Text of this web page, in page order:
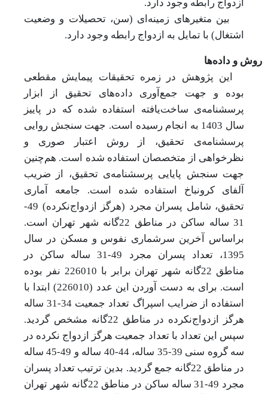
ازدواج رابطه وجود دارد.
بین متغیرهای زمینه‌ای (سن، تحصیلات و وضعیت
اشتغال) با تمایل به ازدواج رابطه وجود دارد.
روش و داده‌ها
این پژوهش در زمره تحقیقات پیمایش مقطعی
بوده و جهت جمع‌آوری داده‌های تحقیق از ابزار
پرسشنامه‌ی ساخت‌یافته استفاده شده که در پاییز
سال 1403 به انجام رسیده است. جهت سنجش روایی
پرسشنامه‌ی
تحقیق، ازروش اعتبار صوری و
نظرخواهی از متخصصان استفاده شده است. هم‌چنین
جهت سنجش پایایی پرسشنامه‌ی تحقیق، از ضریب
آلفای کرونباخ استفاده شده است. جامعه آماری
تحقیق، شامل پسران مجرد (هرگز ازدواج‌نکرده) 49-
31 ساله ساکن در مناطق 22گانه شهر تهران است.
براساس
آخرین سرشماری نفوس و مسکن در سال
1395، تعداد پسران مجرد 49-31 ساله ساکن در
مناطق 22گانه شهر تهران برابر با
226010 نفر بوده
است.
برای به دست آوردن این عدد (226010) ابتدا با
استفاده از ضرایب اسپراگ تعداد جمعیت 34-31 ساله
هرگز ازدواج‌نکرده در مناطق 22گانه مشخص گردید.
سپس این تعداد با تعداد جمعیت هرگز ازدواج نکرده در
سه گروه سنی 39-35 ساله، 44-40 ساله و 49-45 ساله
در مناطق 22گانه جمع گردید. بدین ترتیب تعداد پسران
مجرد 49-31 ساله ساکن در مناطق 22گانه شهر تهران